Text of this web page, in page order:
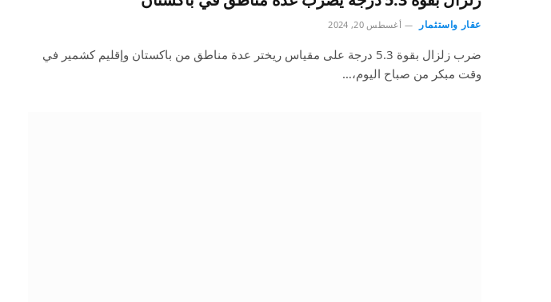
عقار واستثمار أغسطس 20, 2024
ضرب زلزال بقوة 5.3 درجة على مقياس ريختر عدة مناطق من باكستان وإقليم كشمير في
وقت مبكر من صباح اليوم،…